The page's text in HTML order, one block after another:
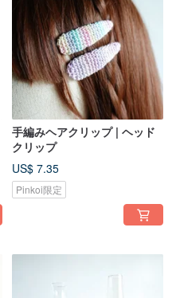
手編みヘアクリップ | ヘッド
クリップ
US$ 7.35
Pinkoi限定